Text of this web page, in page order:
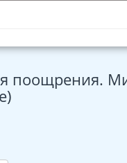
поощрения.